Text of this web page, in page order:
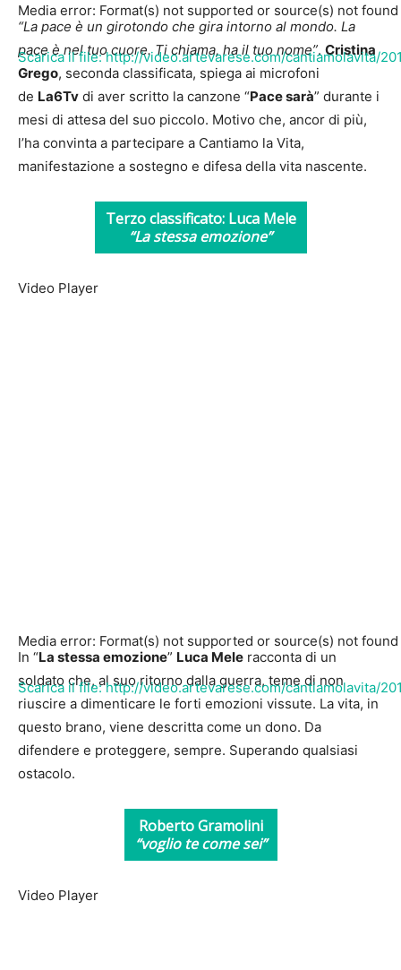
Media error: Format(s) not supported or source(s) not found
Scarica il file: http://video.artevarese.com/cantiamolavita/
00:00
“La pace è un girotondo che gira intorno al mondo. La
pace è nel tuo cuore. Ti chiama, ha il tuo nome”.Cristina
Grego, seconda classificata, spiega ai microfoni
de La6Tv di aver scritto la canzone “Pace sarà” durante i
mesi di attesa del suo piccolo. Motivo che, ancor di più,
l’ha convinta a partecipare a Cantiamo la Vita,
manifestazione a sostegno e difesa della vita nascente.
Terzo classificato: Luca Mele
“La stessa emozione”
Video Player
Media error: Format(s) not supported or source(s) not found
Scarica il file: http://video.artevarese.com/cantiamolavita/
00:00
In “La stessa emozione” Luca Mele racconta di un
soldato che, al suo ritorno dalla guerra, teme di non
riuscire a dimenticare le forti emozioni vissute. La vita, in
questo brano, viene descritta come un dono. Da
difendere e proteggere, sempre. Superando qualsiasi
ostacolo.
Roberto Gramolini
“voglio te come sei”
Video Player